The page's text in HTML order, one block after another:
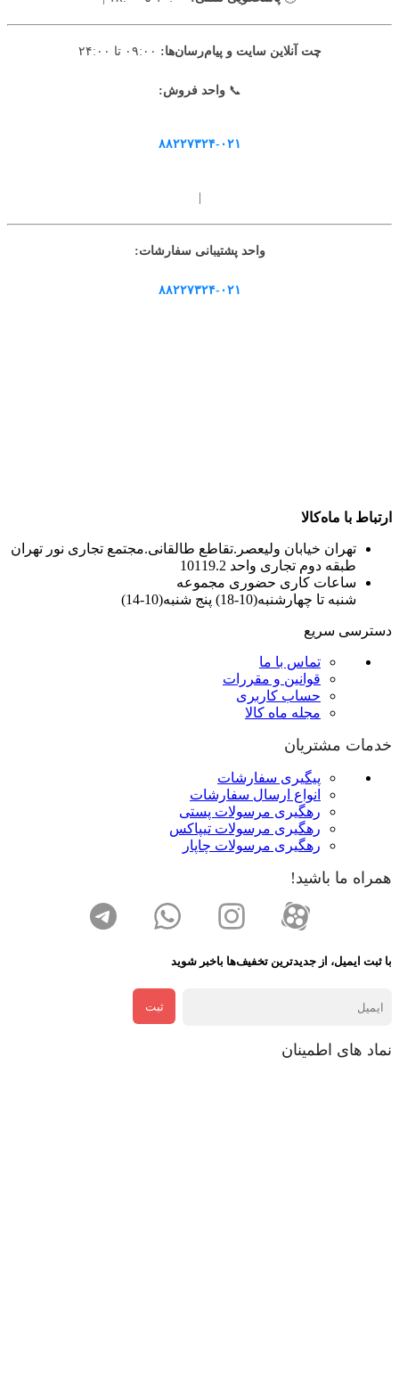
چت آنلاین سایت و پیام‌رسان‌ها:
📞واحد فروش:
۸۸۲۲۷۳۲۴-۰۲۱
واحد پشتیبانی سفارشات:
۸۸۲۲۷۳۲۴-۰۲۱
ارتباط با ماه‌کالا
تهران خیابان ولیعصر.تقاطع طالقانی.مجتمع تجاری نور تهران
طبقه دوم تجاری واحد 10119.2
ساعات کاری حضوری مجموعه
شنبه تا چهارشنبه(10-18) پنج شنبه(10-14)
دسترسی سریع
تماس با ما
قوانین و مقررات
حساب کاربری
مجله ماه کالا
خدمات مشتریان
پیگیری سفارشات
انواع ارسال سفارشات
رهگیری مرسولات پستی
رهگیری مرسولات تیپاکس
رهگیری مرسولات چاپار
همراه ما باشید!
با ثبت ایمیل، از جدید‌ترین تخفیف‌ها با‌خبر شوید
ثبت
نماد های اطمینان